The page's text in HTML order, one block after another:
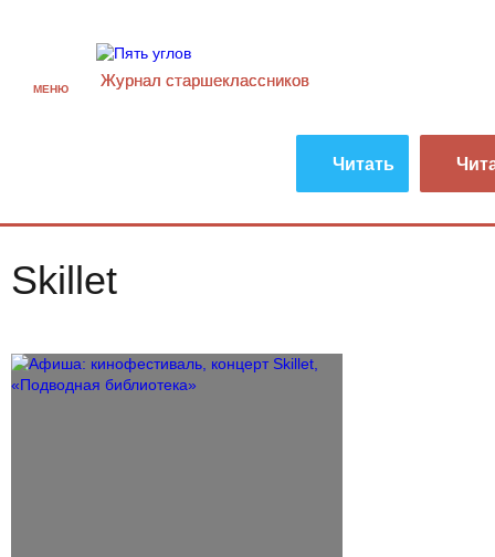
МЕНЮ Журнал старшекласcников
Читать
Skillet